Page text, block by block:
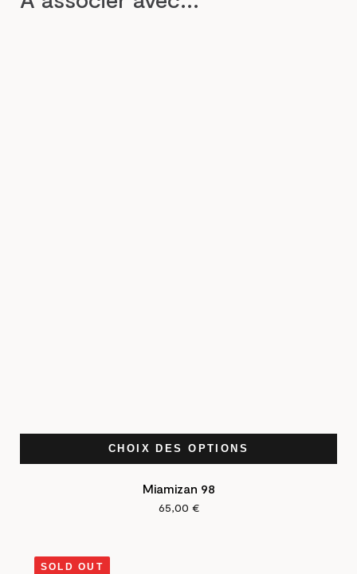
CHOIX DES OPTIONS
Miamizan 98
65,00 €
SOLD OUT